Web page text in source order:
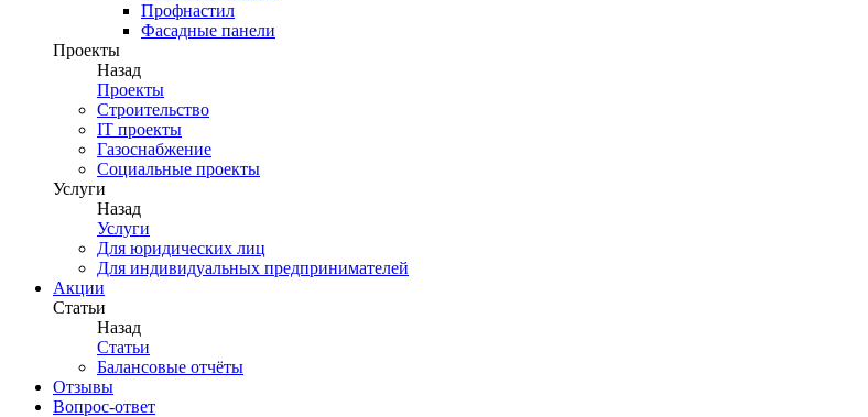
Профнастил
Фасадные панели
Проекты
Назад
Проекты
Строительство
IT проекты
Газоснабжение
Социальные проекты
Услуги
Назад
Услуги
Для юридических лиц
Для индивидуальных предпринимателей
Акции
Статьи
Назад
Статьи
Балансовые отчёты
Отзывы
Вопрос-ответ